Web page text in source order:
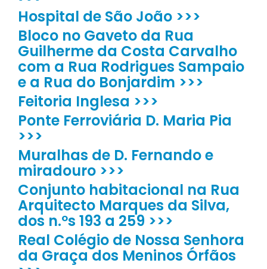
Hospital de São João >>>
Bloco no Gaveto da Rua
Guilherme da Costa Carvalho
com a Rua Rodrigues Sampaio
e a Rua do Bonjardim >>>
Feitoria Inglesa >>>
Ponte Ferroviária D. Maria Pia
>>>
Muralhas de D. Fernando e
miradouro >>>
Conjunto habitacional na Rua
Arquitecto Marques da Silva,
dos n.ºs 193 a 259 >>>
Real Colégio de Nossa Senhora
da Graça dos Meninos Órfãos